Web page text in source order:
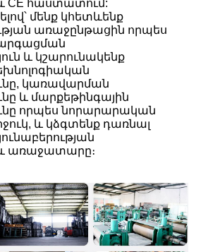
CE հաստատում:
մենք կհետևենք
առաջընթացին որպես
և կշարունակենք
կառավարման
և մարքեթինգային
որպես նորարարական
և կձգտենք դառնալ
առաջատարը։